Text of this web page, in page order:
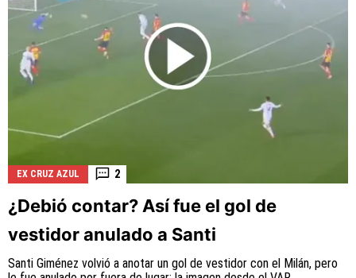
EX CRUZ AZUL 2
¿Debió contar? Así fue el gol de
vestidor anulado a Santi
Santi Giménez volvió a anotar un gol de vestidor con el Milán, pero